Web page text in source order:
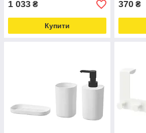
1 033 ₴
Купити
370 ₴